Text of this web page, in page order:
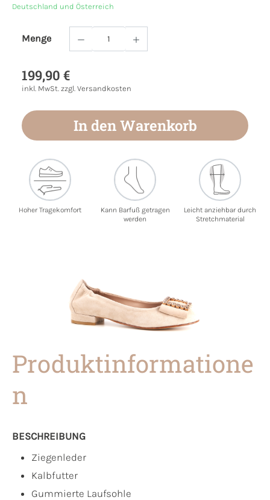
Deutschland und Österreich
Menge
Produkt Anzahl: Gib den gewünschten
199,90 €
inkl. MwSt. zzgl. Versandkosten
In den Warenkorb
Hoher Tragekomfort
Kann Barfuß getragen
werden
Leicht anziehbar durch
Stretchmaterial
Produktinformatione
n
BESCHREIBUNG
Ziegenleder
Kalbfutter
Gummierte Laufsohle